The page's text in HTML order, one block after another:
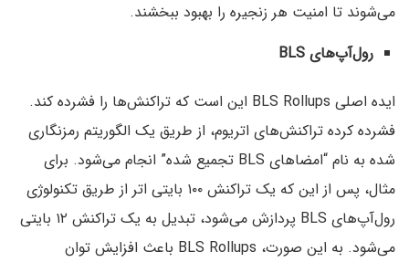
می‌شوند تا امنیت هر زنجیره را بهبود ببخشند.
رول‌آپ‌های BLS
ایده اصلی BLS Rollups این است که تراکنش‌ها را فشرده کند.
فشرده کرده تراکنش‌های اتریوم، از طریق یک الگوریتم رمزنگاری
شده به نام “امضاهای BLS تجمیع شده” انجام می‌شود. برای
مثال، پس از این که یک تراکنش ۱۰۰ بایتی اتر از طریق تکنولوژی
رول‌آپ‌های BLS پردازش می‌شود، تبدیل به یک تراکنش ۱۲ بایتی
می‌شود. به این صورت، BLS Rollups باعث افزایش توان